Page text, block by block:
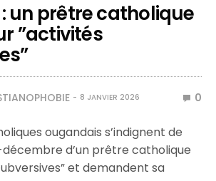
un prêtre catholique
”activités
8 JANVIER 2026 0
ougandais s’indignent de
d’un prêtre catholique
et demandent sa